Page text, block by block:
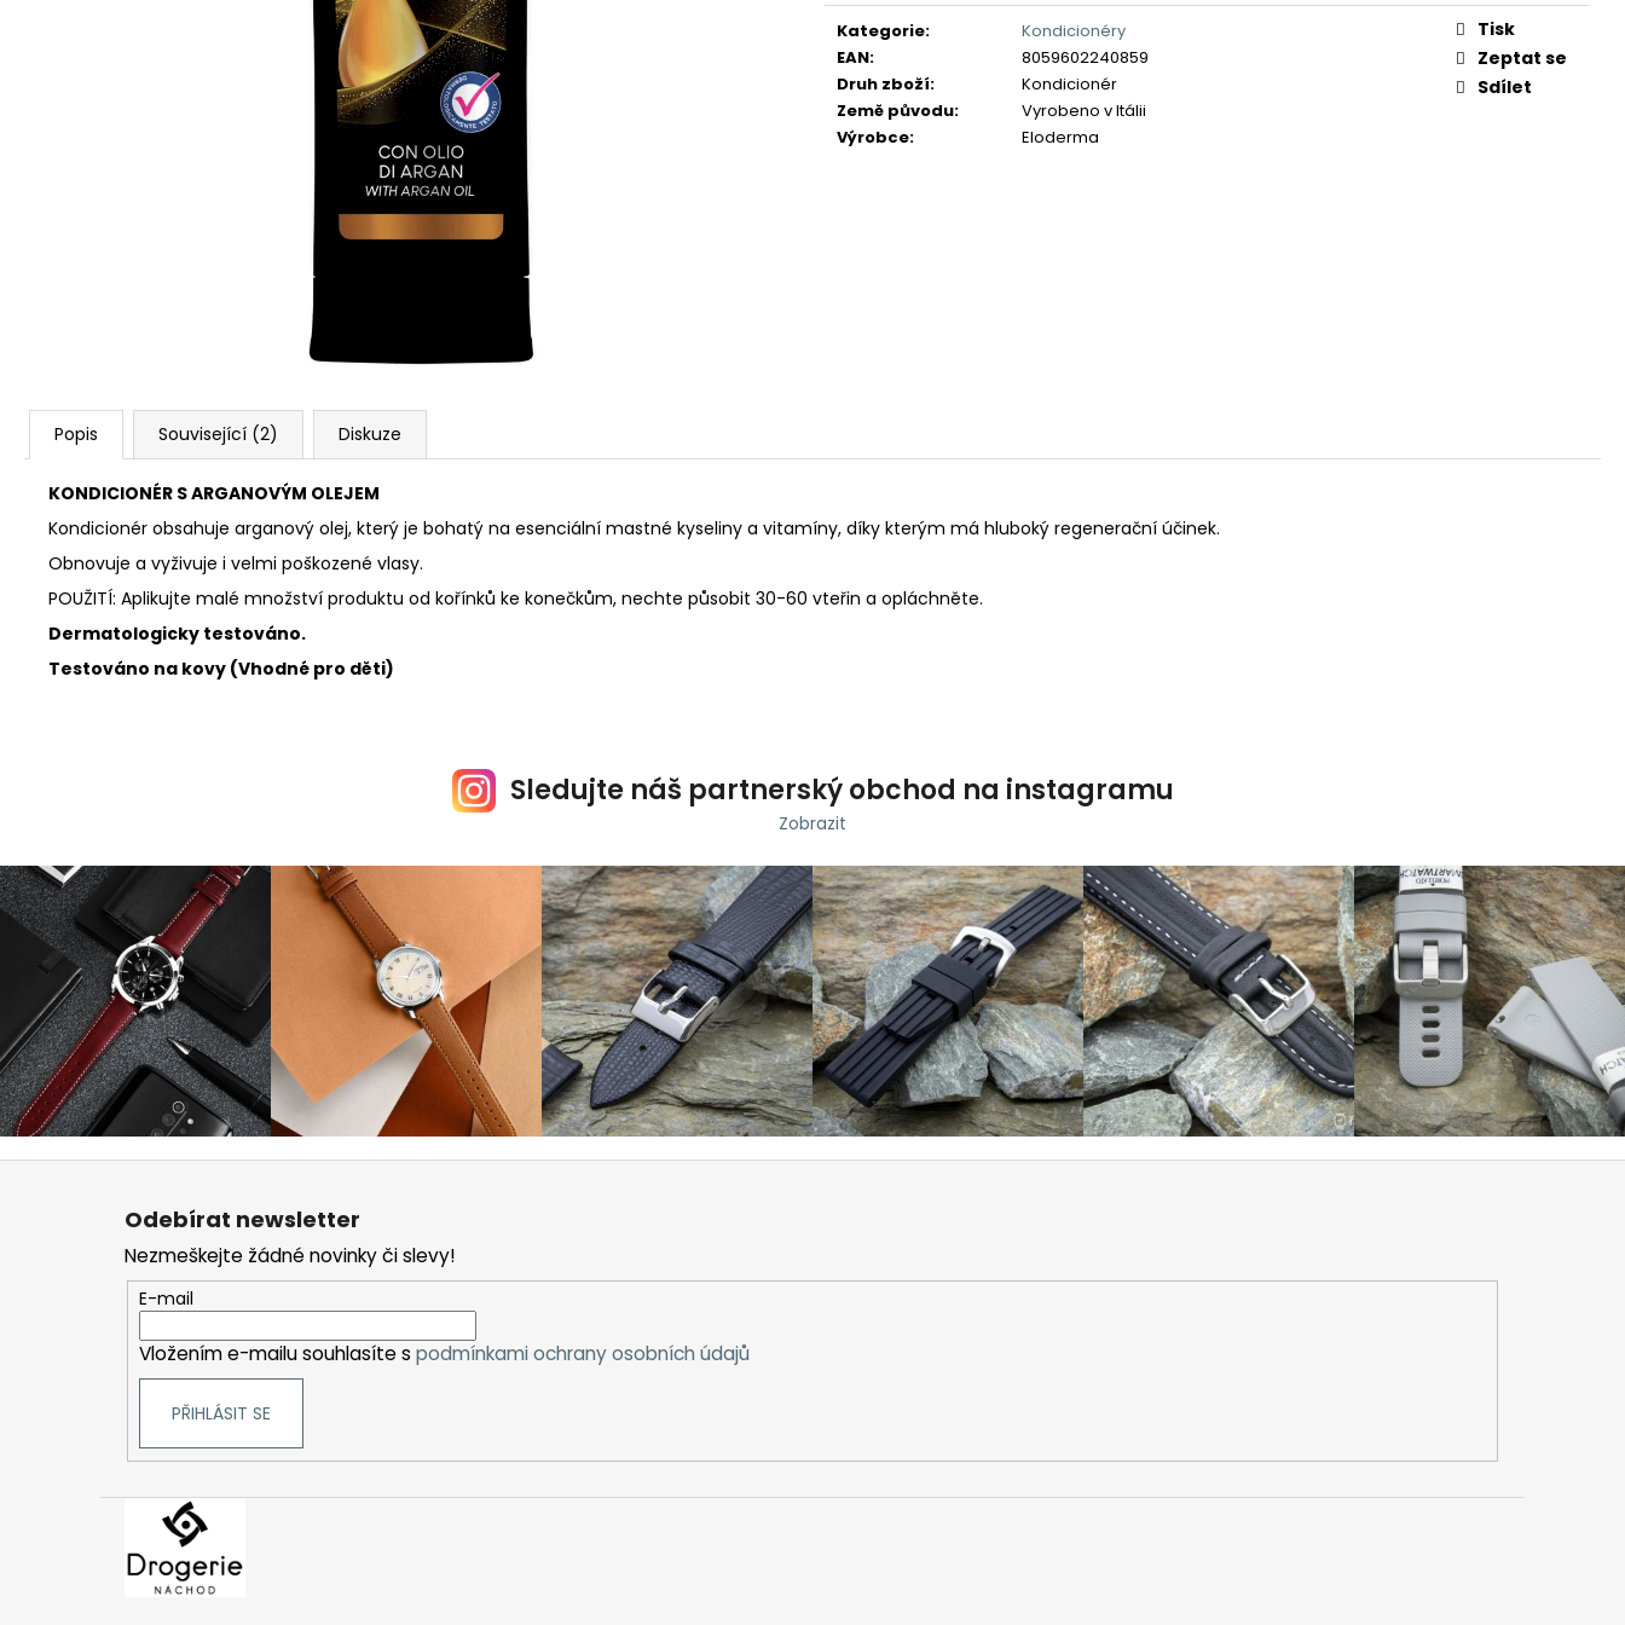
cena:
Kategorie:
Kondicionéry
EAN:
8059602240859
Druh zboží:
Kondicionér
Země původu:
Vyrobeno v Itálii
Výrobce: Eloderma
Tisk
Zeptat se
Sdílet
Popis Související (2) Diskuze
KONDICIONÉR S ARGANOVÝM OLEJEM
Kondicionér obsahuje arganový olej, který je bohatý na esenciální mastné kyseliny a vitamíny, díky kterým má hluboký regenerační účinek.
Obnovuje a vyživuje i velmi poškozené vlasy.
POUŽITÍ: Aplikujte malé množství produktu od kořínků ke konečkům, nechte působit 30-60 vteřin a opláchněte.
Dermatologicky testováno.
Testováno na kovy (Vhodné pro děti)
Sledujte náš partnerský obchod na instagramu
Zobrazit
Z
Odebírat newsletter
Nezmeškejte žádné novinky či slevy!
E-mail
Vložením e-mailu souhlasíte s podmínkami ochrany osobních údajů
PŘIHLÁSIT SE